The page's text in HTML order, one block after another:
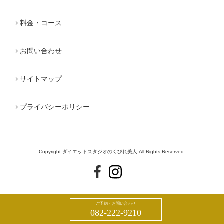
ご予約・お問い合わせ
082-222-9210
料金・コース
お問い合わせ
サイトマップ
プライバシーポリシー
Copyright ダイエットスタジオのくびれ美人 All Rights Reserved.